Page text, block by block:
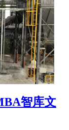
智库文